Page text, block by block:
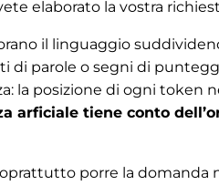
elaborato la vostra
il linguaggio
di parole o segni di
la posizione di ogni token
arficiale tiene conto
porre la domanda